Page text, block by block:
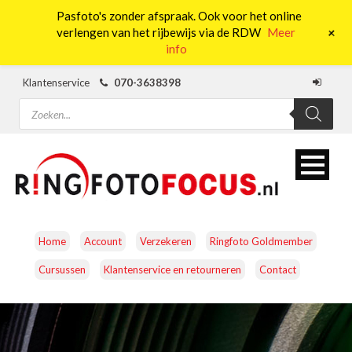
Klantenservice
070-3638398
Producten
zoeken
Home Account Verzekeren Ringfoto Goldmember
Cursussen Klantenservice en retourneren Contact
CAMERA’S OBJECTIEVEN ACCESSOIRES
Pasfoto's zonder afspraak. Ook voor het online
verlengen van het rijbewijs via de RDW Meer
info
+